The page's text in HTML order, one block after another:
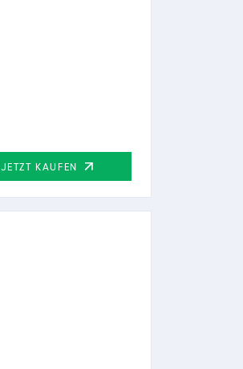
JETZT KAUFEN